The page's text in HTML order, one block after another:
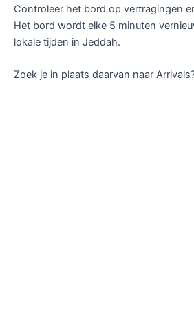
Controleer het bord op vertragingen
Het bord wordt elke 5 minuten
lokale tijden in Jeddah.
Zoek je in plaats daarvan naar